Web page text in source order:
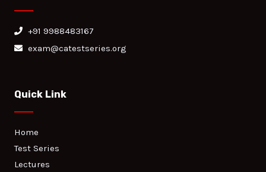
Quick Link
Home
Test Series
Lectures
+91 9988483167
exam@catestseries.org